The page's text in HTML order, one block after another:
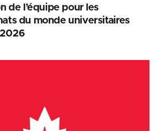
de l’équipe pour les
du monde universitaires